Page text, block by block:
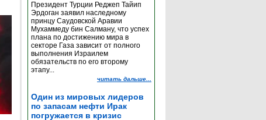
Президент Турции Реджеп Тайип
Эрдоган заявил наследному
принцу Саудовской Аравии
Мухаммеду бин Салману, что успех
плана по достижению мира в
секторе Газа зависит от полного
выполнения Израилем
обязательств по его второму
этапу...
читать дальше...
Один из мировых лидеров
по запасам нефти Ирак
погружается в кризис